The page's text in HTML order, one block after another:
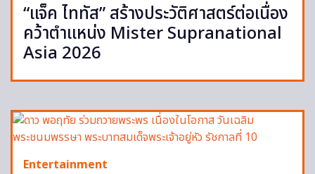
“แจ็ค ไททัส” สร้างประวัติศาสตร์ต่อเนื่อง
คว้าตำแหน่ง Mister Supranational
Asia 2026
Entertainment